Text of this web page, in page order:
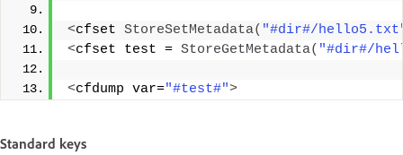
<cfset StoreSetMetadata( "#dir#/
<cfset test = StoreGetMetadata( "#dir#/
<cfdump var="#test#">
Standard keys